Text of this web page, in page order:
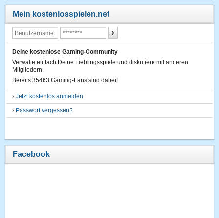
Mein kostenlosspielen.net
Deine kostenlose Gaming-Community
Verwalte einfach Deine Lieblingsspiele und diskutiere mit anderen
Mitgliedern.
Bereits 35463 Gaming-Fans sind dabei!
›Jetzt kostenlos anmelden
› Passwort vergessen?
Facebook